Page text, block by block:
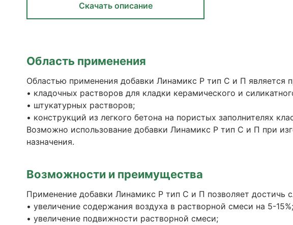
Скачать описание
Область применения
Областью применения добавки Линамикс Р тип С и П является
• кладочных растворов для кладки керамического и
• штукатурных растворов;
• конструкций из легкого бетона на пористых заполнителях
Возможно использование добавки Линамикс Р тип С и П при
назначения.
Возможности и преимущества
Применение добавки Линамикс Р тип С и П позволяет достичь
• увеличение содержания воздуха в растворной смеси на 5-15%;
• увеличение подвижности растворной смеси;